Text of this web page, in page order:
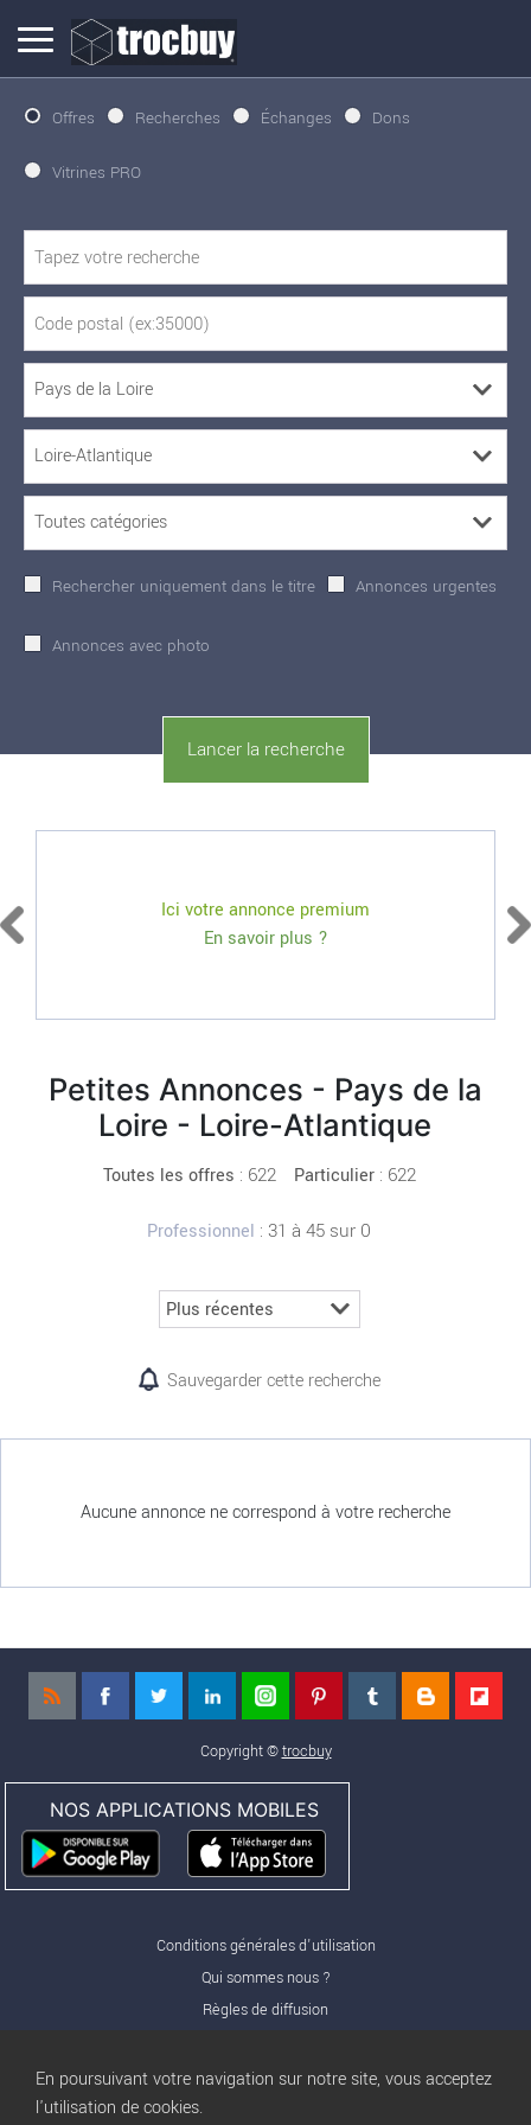
Offres Recherches Échanges Dons
Vitrines PRO
Rechercher uniquement dans le titre Annonces urgentes
Annonces avec photo
Ici votre annonce premium
En savoir plus ?
Petites Annonces - Pays de la
Loire - Loire-Atlantique
Toutes les offres : 622 Particulier: 622
Professionnel : 31 à 45 sur 0
Sauvegarder cette recherche
Aucune annonce ne correspond à votre recherche
Copyright ©trocbuy
NOS APPLICATIONS MOBILES
Conditions générales d'utilisation
Qui sommes nous ?
Règles de diffusion
Nos offres Pro
En poursuivant votre navigation sur notre site, vous acceptez
l'utilisation de cookies.